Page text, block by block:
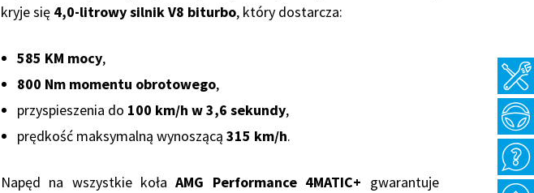
kryje się 4,0-litrowy silnik V8 biturbo, który dostarcza:
585 KM mocy,
800 Nm momentu obrotowego,
przyspieszenia do 100 km/h w 3,6 sekundy,
prędkość maksymalną wynoszącą 315 km/h.
Napęd na wszystkie koła AMG Performance 4MATIC+ gwarantuje